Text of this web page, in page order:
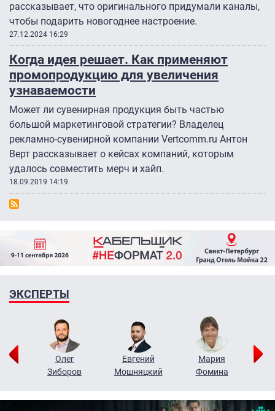
рассказывает, что оригинального придумали каналы,
чтобы подарить новогоднее настроение.
27.12.2024 16:29
Когда идея решает. Как применяют
промопродукцию для увеличения
узнаваемости
Может ли сувенирная продукция быть частью
большой маркетинговой стратегии? Владелец
рекламно-сувенирной компании Vertcomm.ru Антон
Верт рассказывает о кейсах компаний, которым
удалось совместить мерч и хайп.
18.09.2019 14:19
ЭКСПЕРТЫ
Олег
Зиборов
Евгений
Мошняцкий
Мария
Фомина